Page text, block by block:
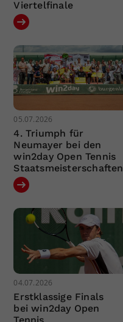
Viertelfinale
05.07.2026
4. Triumph für
Neumayer bei den
win2day Open Tennis
Staatsmeisterschaften
04.07.2026
Erstklassige Finals
bei win2day Open
Tennis